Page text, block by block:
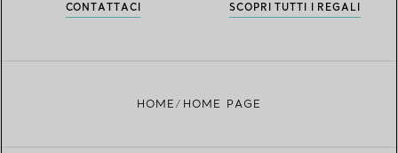
CONTATTACI SCOPRI TUTTI I REGALI
HOME HOME PAGE